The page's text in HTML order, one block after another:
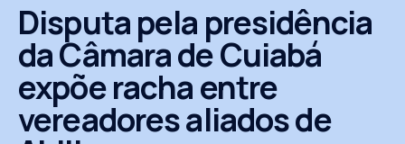
Disputa pela presidência
da Câmara de Cuiabá
expõe racha entre
vereadores aliados de